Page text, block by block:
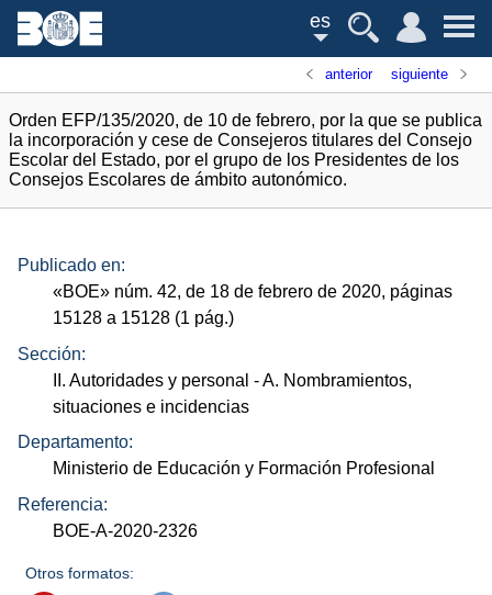
es
anterior siguiente
Orden EFP/135/2020, de 10 de febrero, por la que se publica
la incorporación y cese de Consejeros titulares del Consejo
Escolar del Estado, por el grupo de los Presidentes de los
Consejos Escolares de ámbito autonómico.
Publicado en:
«BOE» núm. 42, de 18 de febrero de 2020, páginas
15128 a 15128 (1 pág.)
Sección:
II. Autoridades y personal - A. Nombramientos,
situaciones e incidencias
Departamento:
Ministerio de Educación y Formación Profesional
Referencia:
BOE-A-2020-2326
Otros formatos: